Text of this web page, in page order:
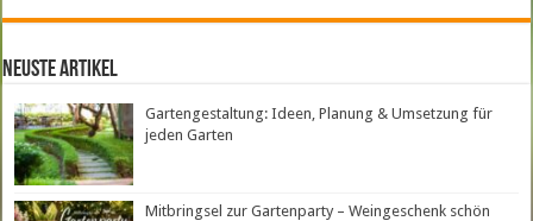
neuste Artikel
Gartengestaltung: Ideen, Planung & Umsetzung für
jeden Garten
Mitbringsel zur Gartenparty – Weingeschenk schön